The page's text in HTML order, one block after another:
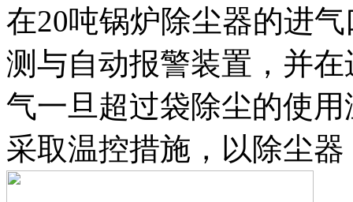
在20吨锅炉除尘器的进
测与自动报警装置，并
气一旦超过袋除尘的使
采取温控措施，以除尘